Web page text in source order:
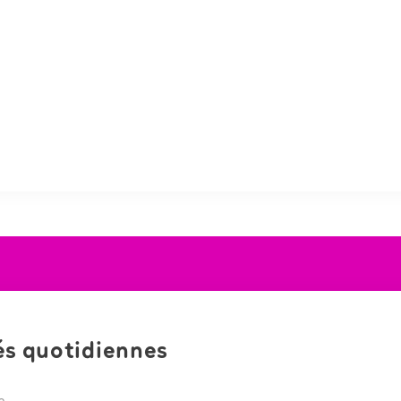
quotidiennes